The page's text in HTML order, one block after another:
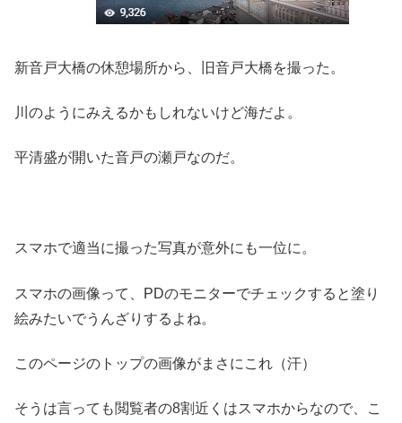
新音戸大橋の休憩場所から、旧音戸大橋を撮った。
川のようにみえるかもしれないけど海だよ。
平清盛が開いた音戸の瀬戸なのだ。
スマホで適当に撮った写真が意外にも一位に。
スマホの画像って、PDのモニターでチェックすると塗り
絵みたいでうんざりするよね。
このページのトップの画像がまさにこれ（汗）
そうは言っても閲覧者の8割近くはスマホからなので、こ